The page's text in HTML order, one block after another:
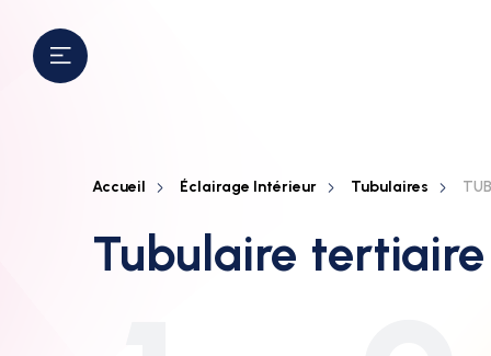
Accueil Éclairage Intérieur Tubulaires
Tubulaire tertiaire